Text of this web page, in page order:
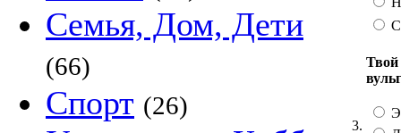
Семья, Дом, Дети
(66)
Спорт (26)
3.
Твой